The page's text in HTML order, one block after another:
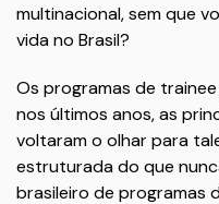
multinacional, sem que
vida no Brasil?
Os programas de
nos últimos anos, as
voltaram o olhar para
estruturada do que
brasileiro de programas